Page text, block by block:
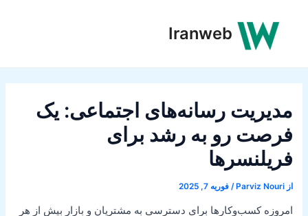
Iranweb
مدیریت رسانه‌های اجتماعی: یک
فرصت رو به رشد برای
فریلنسرها
از Parviz Nouri
/فوریه 7, 2025
امروزه کسب‌وکارها برای دسترسی به مشتریان و بازار بیش از هر